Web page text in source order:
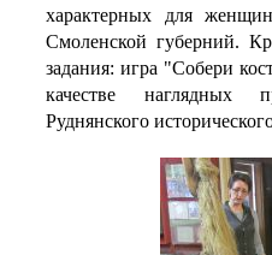
характерных для
Смоленской губерний.
задания: игра "Собери
качестве наглядных
Руднянского